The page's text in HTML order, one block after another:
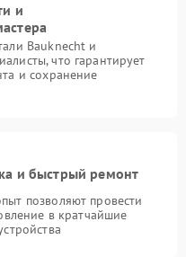
и
Bauknecht и
что гарантирует
и сохранение
и быстрый ремонт
позволяют провести
в кратчайшие